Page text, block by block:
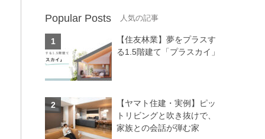
Popular Posts
【住友林業】夢をプラスす
る1.5階建て「プラスカイ」
【ヤマト住建・実例】ピッ
トリビングと吹き抜けで、
家族との会話が弾む家